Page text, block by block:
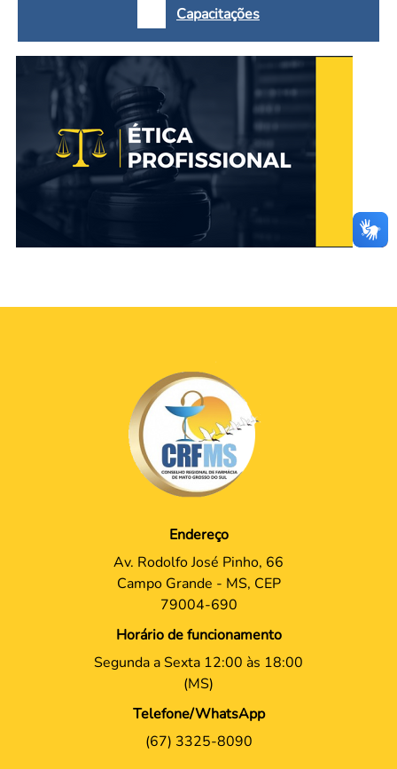
Capacitações
Endereço
Av. Rodolfo José Pinho, 66
Campo Grande - MS, CEP
79004-690
Horário de funcionamento
Segunda a Sexta 12:00 às 18:00
(MS)
Telefone/WhatsApp
(67) 3325-8090